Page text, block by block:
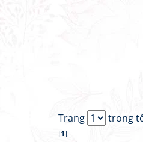
Trang trong
[1]